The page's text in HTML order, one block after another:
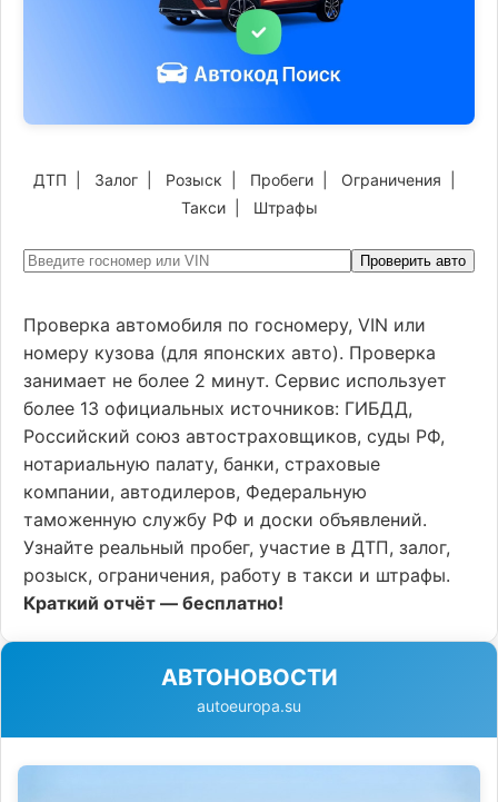
ДТП Залог Розыск Пробеги Ограничения
Такси| Штрафы
Проверить авто
Проверка автомобиля по госномеру, VIN или
номеру кузова (для японских авто). Проверка
занимает не более 2 минут. Сервис использует
более 13 официальных источников: ГИБДД,
Российский союз автостраховщиков, суды РФ,
нотариальную палату, банки, страховые
компании, автодилеров, Федеральную
таможенную службу РФ и доски объявлений.
Узнайте реальный пробег, участие в ДТП, залог,
розыск, ограничения, работу в такси и штрафы.
Краткий отчёт — бесплатно!
АВТОНОВОСТИ
autoeuropa.su